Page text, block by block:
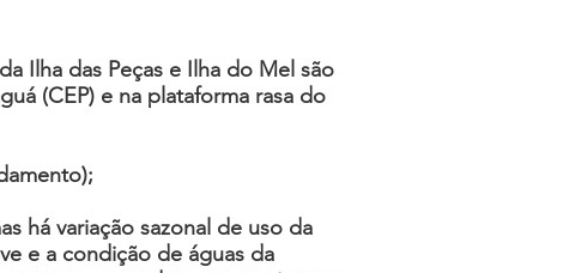
Ilha das Peças e Ilha do Mel são
(CEP) e na plataforma rasa do
há variação sazonal de uso da
e a condição de águas da